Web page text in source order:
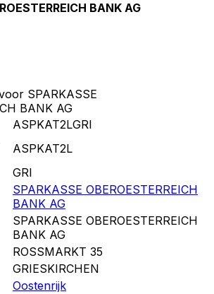
BANK AG
SPARKASSE
BANK AG
ASPKAT2LGRI
ASPKAT2L
GRI
SPARKASSE OBEROESTERREICH
BANK AG
SPARKASSE OBEROESTERREICH
BANK AG
ROSSMARKT 35
GRIESKIRCHEN
Oostenrijk